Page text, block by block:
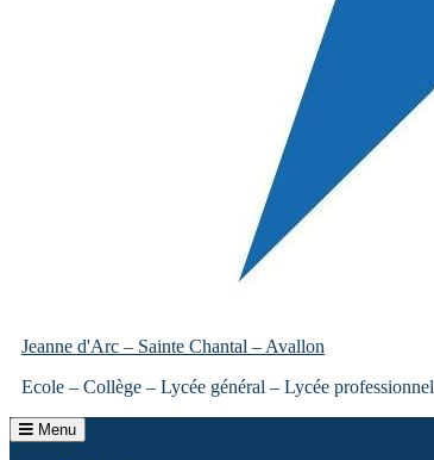
Jeanne d'Arc – Sainte Chantal – Avallon
Ecole – Collège – Lycée général – Lycée professionnel
Menu